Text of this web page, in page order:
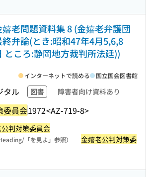
嬉老問題資料集 8 (金嬉老弁護団
終弁論(とき:昭和47年4月5,6,8
ところ:静岡地方裁判所法廷))
タル 図書 障害者向け資料あり
委員会1972<AZ-719-8>
インターネットで読める 国立国会図書館
判対策委員会
「を見よ」参照）
金嬉老公判対策委